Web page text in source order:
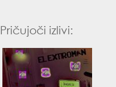
Pričujoči izlivi:
the lost demos